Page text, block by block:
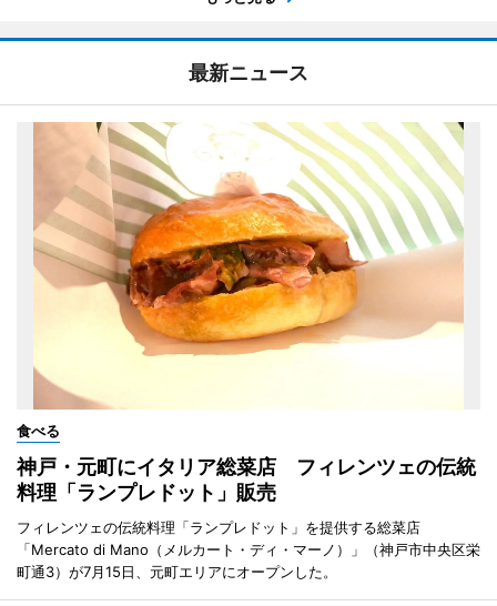
最新ニュース
食べる
神戸・元町にイタリア総菜店 フィレンツェの伝統
料理「ランプレドット」販売
フィレンツェの伝統料理「ランプレドット」を提供する総菜店
「Mercato di Mano（メルカート・ディ・マーノ）」（神戸市中央区栄
町通3）が7月15日、元町エリアにオープンした。